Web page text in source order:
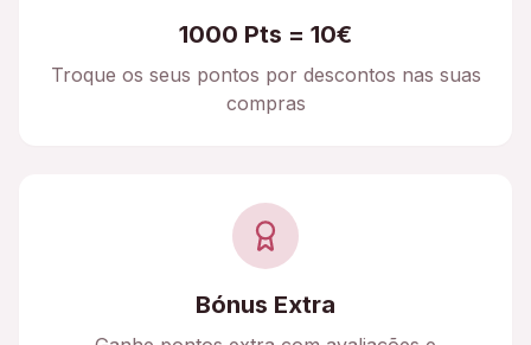
1000 Pts = 10€
Troque os seus pontos por descontos nas suas
compras
Bónus Extra